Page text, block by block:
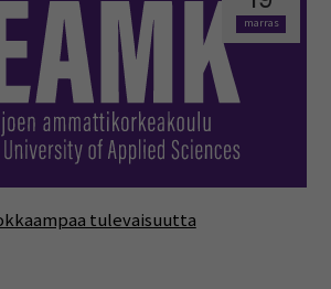
marras
tulevaisuutta